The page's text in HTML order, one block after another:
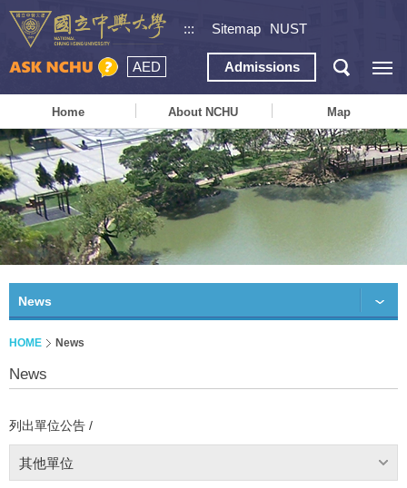
::: Sitemap NUST
AED Admissions
Home About NCHU Map
News
HOME News
News
列出單位公告 /
其他單位